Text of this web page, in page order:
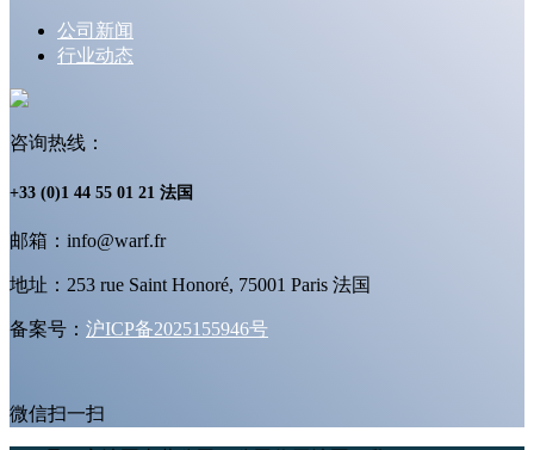
公司新闻
行业动态
咨询热线：
+33 (0)1 44 55 01 21 法国
邮箱：info@warf.fr
地址：253 rue Saint Honoré, 75001 Paris 法国
备案号： 沪ICP备2025155946号
微信扫一扫